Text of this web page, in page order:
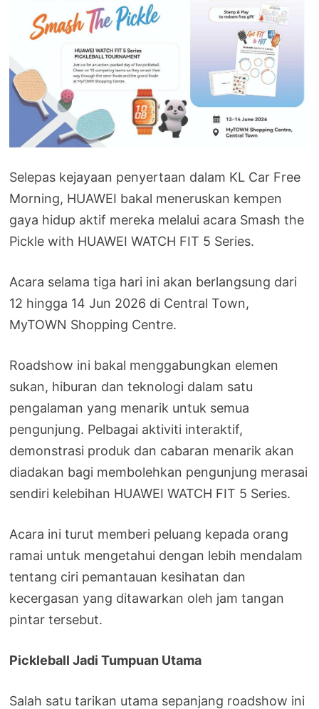
Selepas kejayaan penyertaan dalam KL Car Free
Morning, HUAWEI bakal meneruskan kempen
gaya hidup aktif mereka melalui acara Smash the
Pickle with HUAWEI WATCH FIT 5 Series.
Acara selama tiga hari ini akan berlangsung dari
12 hingga 14 Jun 2026 di Central Town,
MyTOWN Shopping Centre.
Roadshow ini bakal menggabungkan elemen
sukan, hiburan dan teknologi dalam satu
pengalaman yang menarik untuk semua
pengunjung. Pelbagai aktiviti interaktif,
demonstrasi produk dan cabaran menarik akan
diadakan bagi membolehkan pengunjung merasai
sendiri kelebihan HUAWEI WATCH FIT 5 Series.
Acara ini turut memberi peluang kepada orang
ramai untuk mengetahui dengan lebih mendalam
tentang ciri pemantauan kesihatan dan
kecergasan yang ditawarkan oleh jam tangan
pintar tersebut.
Pickleball Jadi Tumpuan Utama
Salah satu tarikan utama sepanjang roadshow ini